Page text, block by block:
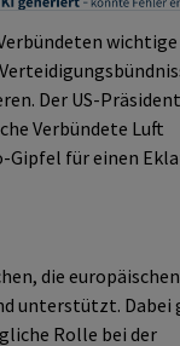
wichtige
Der US-Präsident
Verbündete Luft
Gipfel für einen
die europäischen
unterstützt. Dabei
Rolle bei der